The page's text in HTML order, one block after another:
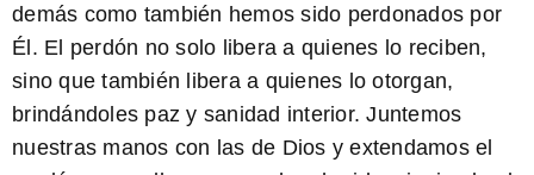
demás como también hemos sido perdonados por
Él. El perdón no solo libera a quienes lo reciben,
sino que también libera a quienes lo otorgan,
brindándoles paz y sanidad interior. Juntemos
nuestras manos con las de Dios y extendamos el